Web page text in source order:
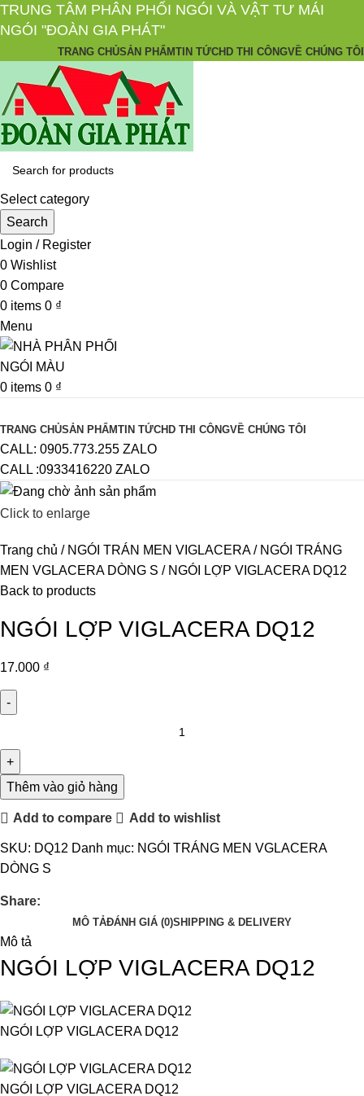
TRUNG TÂM PHÂN PHỐI NGÓI VÀ VẬT TƯ MÁI
NGÓI "ĐOÀN GIA PHÁT"
TRANG CHỦSẢN PHẨMTIN TỨCHD THI CÔNGVỀ CHÚNG TÔI
Select category
Search
Login / Register
0 Wishlist
0 Compare
0 items 0 ₫
Menu
0 items 0 ₫
TRANG CHỦSẢN PHẨMTIN TỨCHD THI CÔNGVỀ CHÚNG TÔI
CALL: 0905.773.255 ZALO
CALL :0933416220 ZALO
Click to enlarge
Trang chủ NGÓI TRÁN MEN VIGLACERA
NGÓI TRÁNG
MEN VGLACERA DÒNG S
NGÓI LỢP VIGLACERA DQ12
Back to products
NGÓI LỢP VIGLACERA DQ12
17.000 ₫
Thêm vào giỏ hàng
Add to compare Add to wishlist
SKU: DQ12 Danh mục: NGÓI TRÁNG MEN VGLACERA
DÒNG S
Share:
MÔ TẢĐÁNH GIÁ (0)SHIPPING & DELIVERY
Mô tả
NGÓI LỢP VIGLACERA DQ12
NGÓI LỢP VIGLACERA DQ12
NGÓI LỢP VIGLACERA DQ12